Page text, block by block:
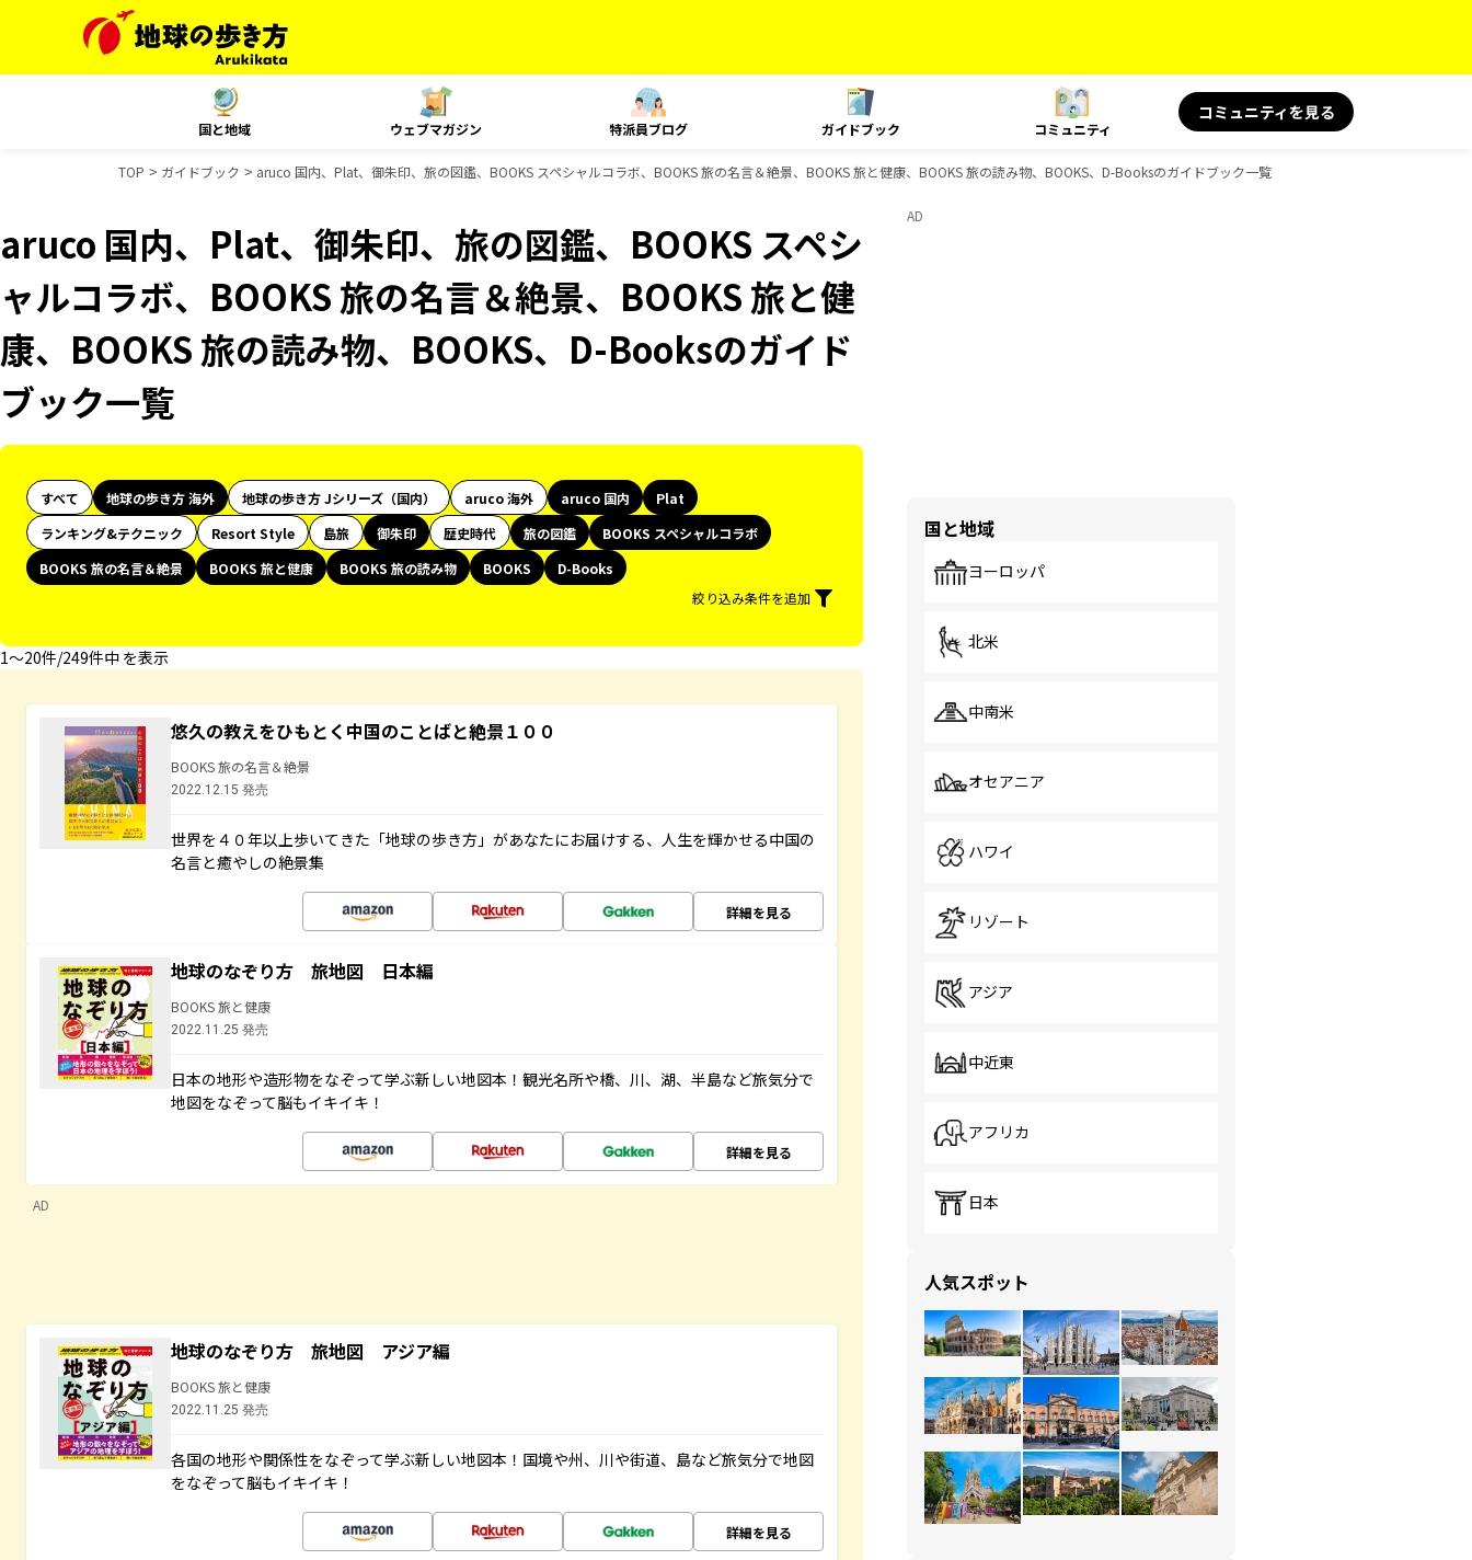
国と地域 ウェブマガジン 特派員ブログ ガイドブック コミュニティ
コミュニティを見る
TOP ガイドブック aruco 国内、Plat、御朱印、旅の図鑑、BOOKS スペシャルコラボ、BOOKS 旅の名言＆絶景、BOOKS 旅と健康、BOOKS 旅の読み物、BOOKS、D-Booksのガイドブック一覧
aruco 国内、Plat、御朱印、旅の図鑑、BOOKS スペシ
ャルコラボ、BOOKS 旅の名言＆絶景、BOOKS 旅と健
康、BOOKS 旅の読み物、BOOKS、D-Booksのガイド
ブック一覧
すべて 地球の歩き方 海外 地球の歩き方 Jシリーズ（国内） aruco 海外 aruco 国内
Plat
ランキング&テクニック
Resort Style 島旅 御朱印 歴史時代 旅の図鑑
BOOKS スペシャルコラボ
BOOKS 旅の名言＆絶景
BOOKS 旅と健康 BOOKS 旅の読み物 BOOKS
D-Books
絞り込み条件を追加
1〜20件/249件中 を表示
悠久の教えをひもとく中国のことばと絶景１００
BOOKS 旅の名言＆絶景
2022.12.15 発売
世界を４０年以上歩いてきた「地球の歩き方」があなたにお届けする、人生を輝かせる中国の
名言と癒やしの絶景集
詳細を見る
地球のなぞり方 旅地図 日本編
BOOKS 旅と健康
2022.11.25 発売
日本の地形や造形物をなぞって学ぶ新しい地図本！観光名所や橋、川、湖、半島など旅気分で
地図をなぞって脳もイキイキ！
詳細を見る
AD
地球のなぞり方 旅地図 アジア編
BOOKS 旅と健康
2022.11.25 発売
各国の地形や関係性をなぞって学ぶ新しい地図本！国境や州、川や街道、島など旅気分で地図
をなぞって脳もイキイキ！
詳細を見る
AD
国と地域
ヨーロッパ
北米
中南米
オセアニア
ハワイ
リゾート
アジア
中近東
アフリカ
日本
人気スポット